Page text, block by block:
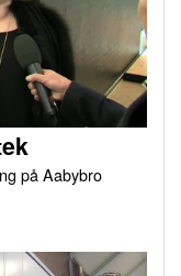
på Aabybro